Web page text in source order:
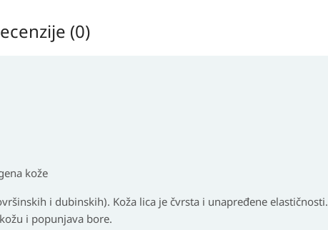
(0)
kože
i dubinskih). Koža lica je čvrsta i unapređene elastičnosti.
i popunjava bore.